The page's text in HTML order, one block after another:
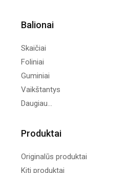
Balionai
Skaičiai
Foliniai
Guminiai
Vaikštantys
Daugiau...
Produktai
Originalūs produktai
Kiti produktai